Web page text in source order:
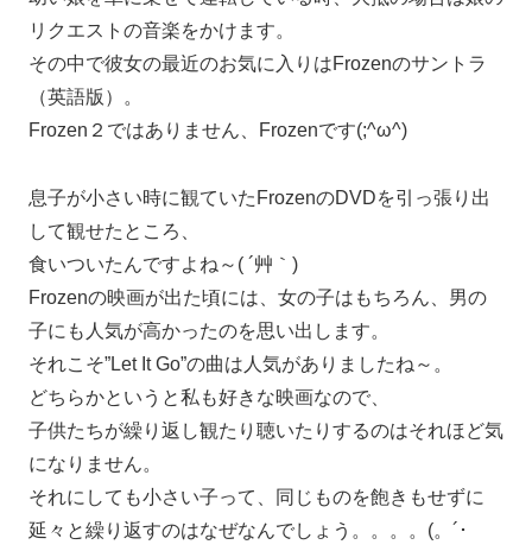
リクエストの音楽をかけます。
その中で彼女の最近のお気に入りはFrozenのサントラ
（英語版）。
Frozen２ではありません、Frozenです(;^ω^)
息子が小さい時に観ていたFrozenのDVDを引っ張り出
して観せたところ、
食いついたんですよね～( ´艸｀)
Frozenの映画が出た頃には、女の子はもちろん、男の
子にも人気が高かったのを思い出します。
それこそ”Let It Go”の曲は人気がありましたね～。
どちらかというと私も好きな映画なので、
子供たちが繰り返し観たり聴いたりするのはそれほど気
になりません。
それにしても小さい子って、同じものを飽きもせずに
延々と繰り返すのはなぜなんでしょう。。。。(。´･